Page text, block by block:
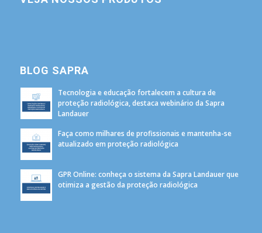
BLOG SAPRA
Tecnologia e educação fortalecem a cultura de
proteção radiológica, destaca webinário da Sapra
Landauer
Faça como milhares de profissionais e mantenha-se
atualizado em proteção radiológica
GPR Online: conheça o sistema da Sapra Landauer que
otimiza a gestão da proteção radiológica